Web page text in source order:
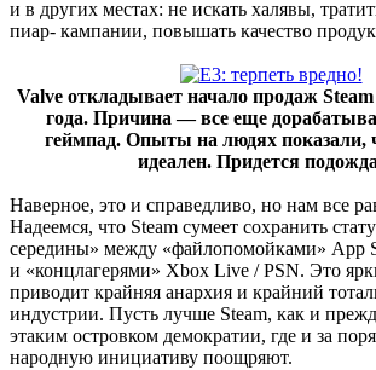
и в других местах: не искать халявы,
пиар- кампании, повышать качество
Valve откладывает начало продаж
года. Причина — все еще
геймпад. Опыты на людях показали,
идеален. Придется
Наверное, это и справедливо, но нам все
Надеемся, что Steam сумеет сохранить
середины» между «файлопомойками» Арр
и «концлагерями» Xbox Live / PSN. Это
приводит крайняя анархия и крайний
индустрии. Пусть лучше Steam, как и
этаким островком демократии, где и за
народную инициативу поощряют.